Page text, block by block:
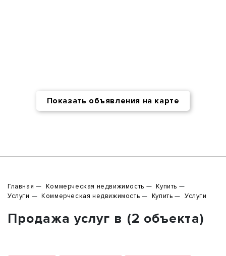
Показать объявления на карте
Главная Коммерческая недвижимость
Купить
Услуги
Коммерческая недвижимость Купить Услуги
Продажа услуг в (2 объекта)